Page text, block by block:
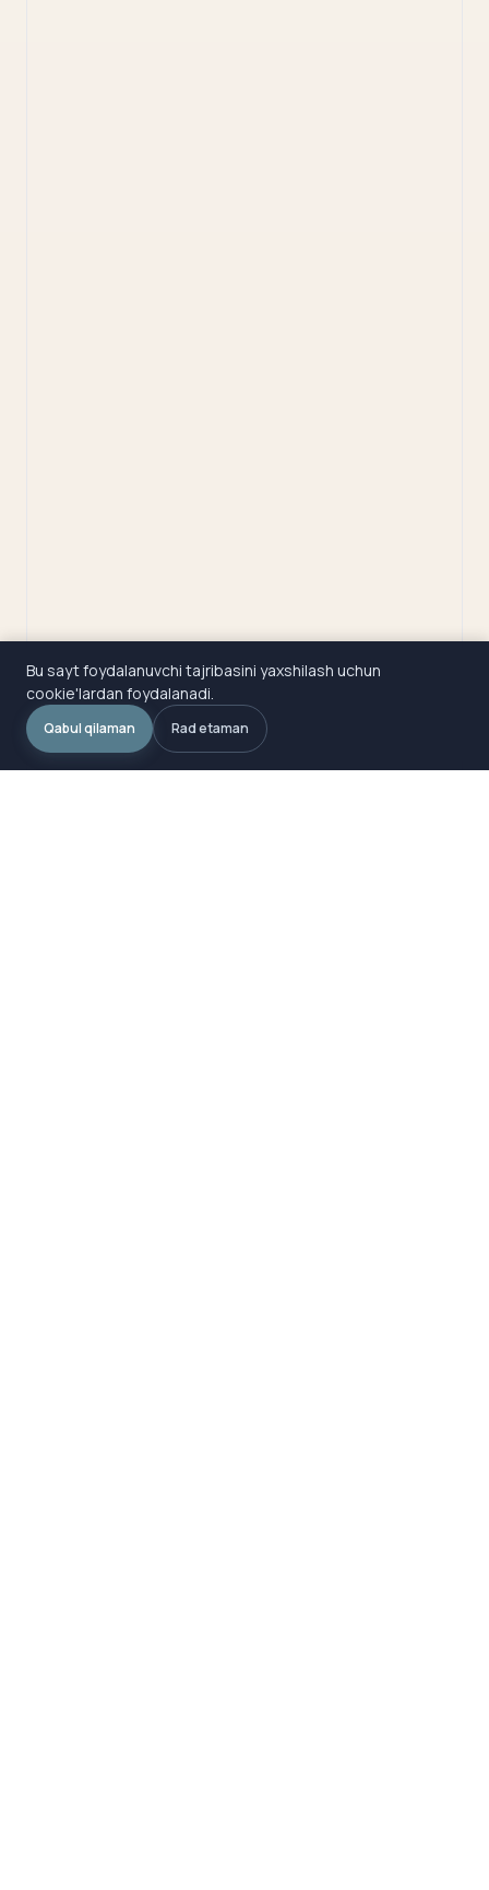
Bu sayt foydalanuvchi tajribasini yaxshilash uchun
cookie'lardan foydalanadi.
Qabul qilaman Rad etaman